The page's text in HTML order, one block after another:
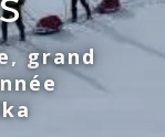
grand